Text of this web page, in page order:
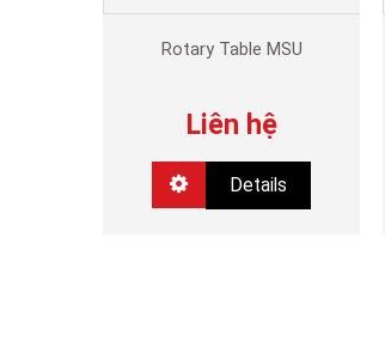
Rotary Table MSU
Liên hệ
Details